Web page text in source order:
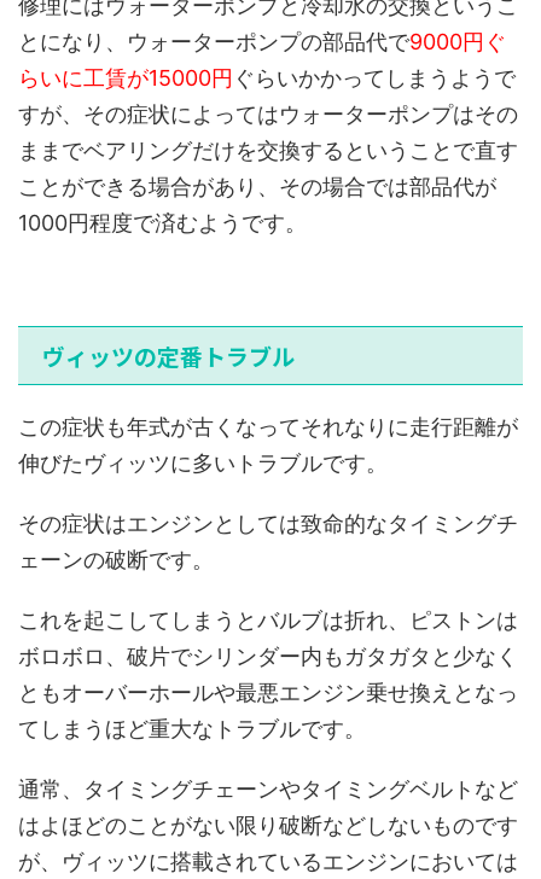
修理にはウォーターポンプと冷却水の交換というこ
とになり、ウォーターポンプの部品代で9000円ぐ
らいに工賃が15000円 ぐらいかかってしまうようで
すが、その症状によってはウォーターポンプはその
ままでベアリングだけを交換するということで直す
ことができる場合があり、その場合では部品代が
1000円程度で済むようです。
ヴィッツの定番トラブル
この症状も年式が古くなってそれなりに走行距離が
伸びたヴィッツに多いトラブルです。
その症状はエンジンとしては致命的なタイミングチ
ェーンの破断です。
これを起こしてしまうとバルブは折れ、ピストンは
ボロボロ、破片でシリンダー内もガタガタと少なく
ともオーバーホールや最悪エンジン乗せ換えとなっ
てしまうほど重大なトラブルです。
通常、タイミングチェーンやタイミングベルトなど
はよほどのことがない限り破断などしないものです
が、ヴィッツに搭載されているエンジンにおいては